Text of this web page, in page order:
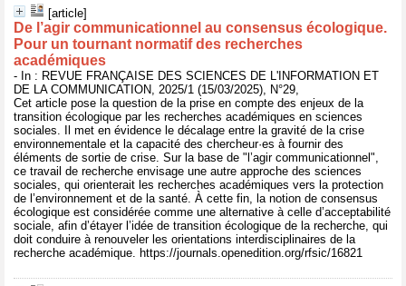
[article]
De l’agir communicationnel au consensus écologique.
Pour un tournant normatif des recherches
académiques
- In : REVUE FRANÇAISE DES SCIENCES DE L'INFORMATION ET
DE LA COMMUNICATION, 2025/1 (15/03/2025), N°29,
Cet article pose la question de la prise en compte des enjeux de la
transition écologique par les recherches académiques en sciences
sociales. Il met en évidence le décalage entre la gravité de la crise
environnementale et la capacité des chercheur·es à fournir des
éléments de sortie de crise. Sur la base de "l’agir communicationnel",
ce travail de recherche envisage une autre approche des sciences
sociales, qui orienterait les recherches académiques vers la protection
de l’environnement et de la santé. À cette fin, la notion de consensus
écologique est considérée comme une alternative à celle d’acceptabilité
sociale, afin d’étayer l’idée de transition écologique de la recherche, qui
doit conduire à renouveler les orientations interdisciplinaires de la
recherche académique. https://journals.openedition.org/rfsic/16821